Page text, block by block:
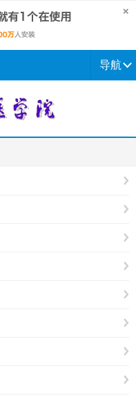
导航